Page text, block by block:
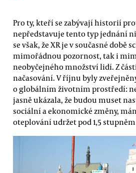
Pro ty, kteří se zabývají historií
nepředstavuje tento typ jednání
se však, že XR je v současné době
mimořádnou pozornost, tak i
neobyčejného množství lidí. Z
načasování. V říjnu byly
o globálním životním prostředí:
jasně ukázala, že budou muset
sociální a ekonomické změny,
oteplování udržet pod 1,5 stupněm